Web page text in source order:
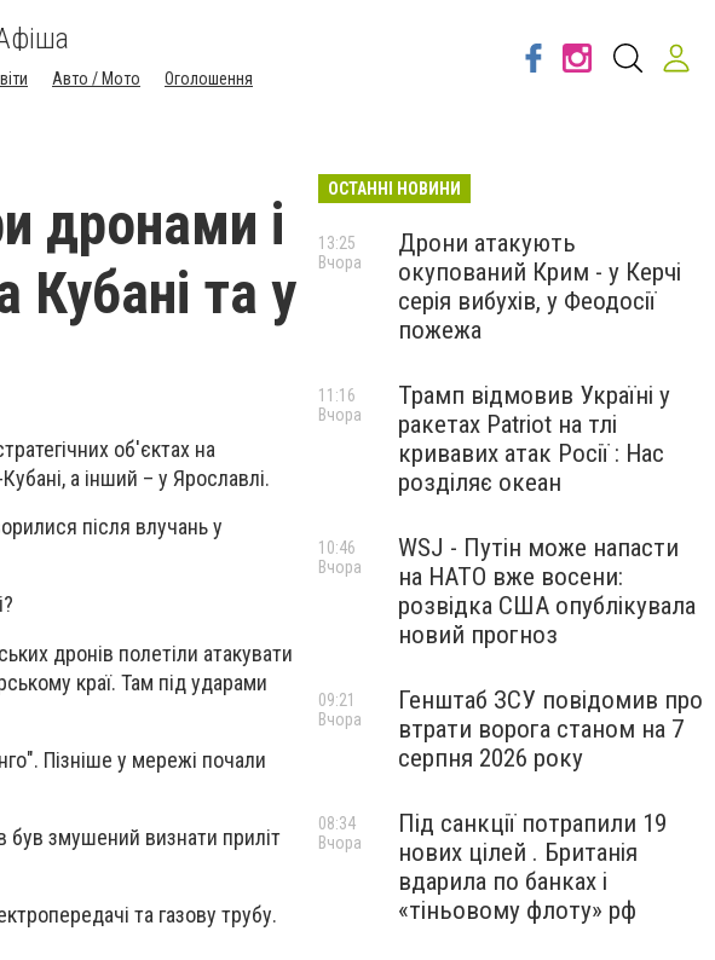
Авто / Мото Оголошення
дронами і
та у
об'єктах на
а інший – у Ярославлі.
після влучань у
дронів полетіли атакувати
краї. Там під ударами
Пізніше у мережі почали
був змушений визнати приліт
та газову трубу.
ОСТАННІ НОВИНИ
Дрони атакують
окупований Крим - у Керчі
серія вибухів, у Феодосії
пожежа
13:25
Вчора
Трамп відмовив Україні у
ракетах Patriot на тлі
кривавих атак Росії : Нас
розділяє океан
11:16
Вчора
WSJ - Путін може напасти
на НАТО вже восени:
розвідка США опублікувала
новий прогноз
10:46
Вчора
Генштаб ЗСУ повідомив про
втрати ворога станом на 7
серпня 2026 року
09:21
Вчора
Під санкції потрапили 19
нових цілей . Британія
вдарила по банках і
«тіньовому флоту» рф
08:34
Вчора